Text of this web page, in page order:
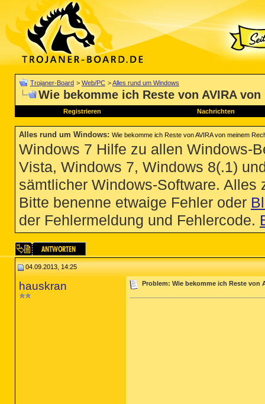
Trojaner-Board > Web/PC >Alles rund um Windows
Wie bekomme ich Reste von AVIRA
Registrieren Nachrichten
Alles rund um Windows: Wie bekomme ich Reste von AVIRA von meinem
Windows 7 Hilfe zu allen Windows-
Vista, Windows 7, Windows 8(.1)
sämtlicher Windows-Software.
Bitte benenne etwaige Fehler oder
der Fehlermeldung und Fehlercode.
04.09.2013, 14:25
hauskran Problem: Wie bekomme ich Reste von